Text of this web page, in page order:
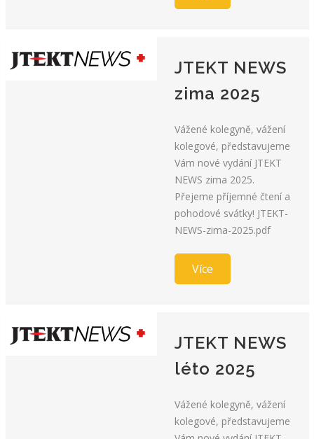
JTEKT NEWS
zima 2025
Vážené kolegyně, vážení
kolegové, představujeme
Vám nové vydání JTEKT
NEWS zima 2025.
Přejeme příjemné čtení a
pohodové svátky! JTEKT-
NEWS-zima-2025.pdf
Více
JTEKT NEWS
léto 2025
Vážené kolegyně, vážení
kolegové, představujeme